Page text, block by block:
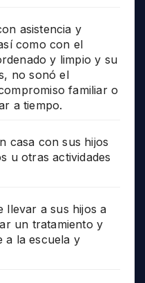
asistencia y
como con el
y limpio y su
no sonó el
familiar o
a tiempo.
casa con sus hijos
u otras actividades
llevar a sus hijos a
un tratamiento y
a la escuela y